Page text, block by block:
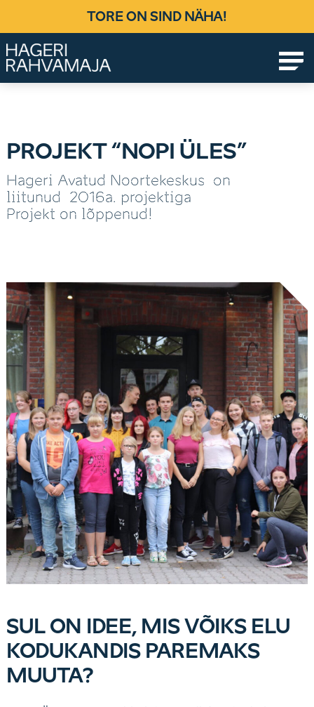
TORE ON SIND NÄHA!
Ühendab põlvkondi, loob elamusi!
content
PROJEKT “NOPI ÜLES”
Hageri Avatud Noortekeskus on
liitunud 2016a. projektiga
Projekt on lõppenud!
SUL ON IDEE, MIS VÕIKS ELU
KODUKANDIS PAREMAKS
MUUTA?